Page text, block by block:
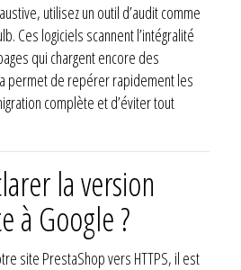
utilisez un outil d’audit comme
Ces logiciels scannent l’intégralité
qui chargent encore des
permet de repérer rapidement les
complète et d’éviter tout
la version
à Google ?
site PrestaShop vers HTTPS, il est